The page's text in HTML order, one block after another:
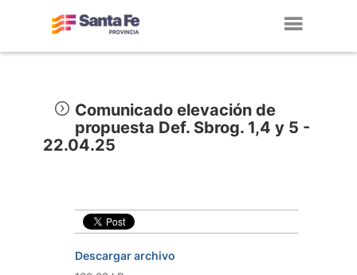
Comunicado elevación de
propuesta Def. Sbrog. 1,4 y 5 -
22.04.25
Descargar archivo